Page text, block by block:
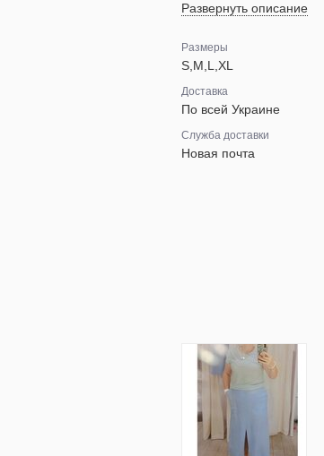
Развернуть описание
Размеры
S,M,L,XL
Доставка
По всей Украине
Служба доставки
Новая почта